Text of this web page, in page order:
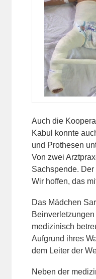
Auch die
Kabul konnte
und Prothesen
Von zwei
Sachspende. Der
Wir hoffen, das
Das Mädchen
medizinisch
Aufgrund ihres
dem Leiter der
Neben der